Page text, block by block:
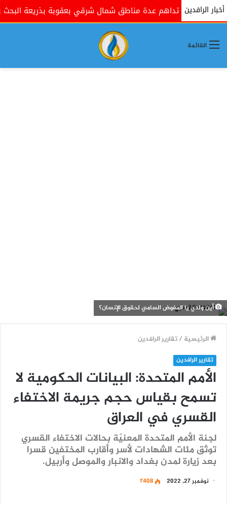
أخبار الرافدينتداهم عدة مناطق شمال شرقي بعقوبة بذريعة البحث عن
القائمة
أين ولدي يا المفوض السامي لحقوق الإنسان؟
الرئيسية /تقارير الرافدين
تقارير الرافدين
الأمم المتحدة: البيانات الحكومية لا
تسمح بقياس حجم جريمة الاختفاء
القسري في العراق
لجنة الأمم المتحدة المعنيّة بحالات الاختفاء القسري
توثق مئات الشهادات لأسر وأقارب المختفين قسرا
بعد زيارة لمدن بغداد والانبار والموصل وأربيل.
نوفمبر 27, 2022 1٬408